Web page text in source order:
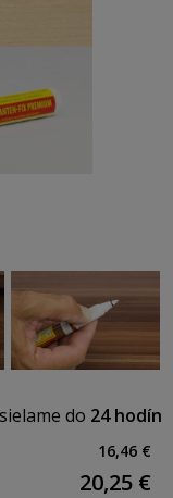
do 24 hodín
16,46 €
20,25 €